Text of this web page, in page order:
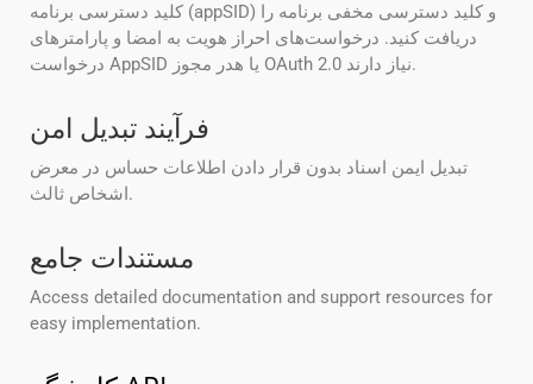
کلید دسترسی برنامه (appSID) و کلید دسترسی مخفی برنامه را
دریافت کنید. درخواست‌های احراز هویت به امضا و پارامترهای
درخواست AppSID یا هدر مجوز OAuth 2.0 نیاز دارند.
فرآیند تبدیل امن
تبدیل ایمن اسناد بدون قرار دادن اطلاعات حساس در معرض
اشخاص ثالث.
مستندات جامع
Access detailed documentation and support resources for
easy implementation.